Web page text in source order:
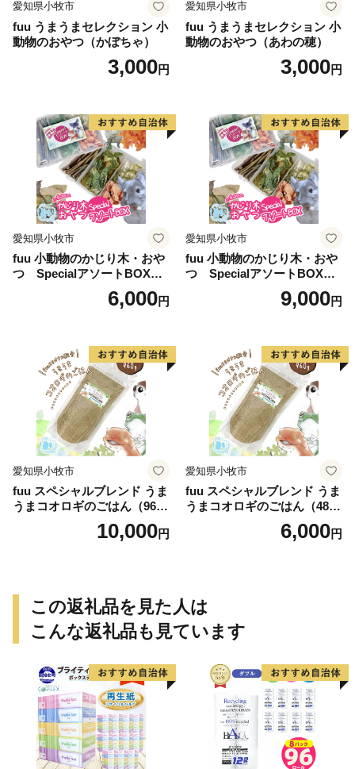
愛知県小牧市
fuu うまうまセレクション 小
動物のおやつ（かぼちゃ）
3,000円
愛知県小牧市
fuu うまうまセレクション 小
動物のおやつ（あわの穂）
3,000円
愛知県小牧市
fuu 小動物のかじり木・おや
つ SpecialアソートBOX（1
6,000円
愛知県小牧市
fuu 小動物のかじり木・おや
つ SpecialアソートBOX（2
9,000円
愛知県小牧市
fuu スペシャルブレンド うま
うまコオロギのごはん（960
10,000円
愛知県小牧市
fuu スペシャルブレンド うま
うまコオロギのごはん（480
6,000円
この返礼品を見た人は
こんな返礼品も見ています